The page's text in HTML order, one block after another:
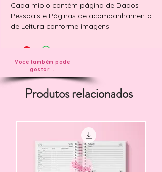
Cada miolo contém página de Dados
Pessoais e Páginas de acompanhamento
de Leitura conforme imagens.
Você também pode
gostar...
Produtos relacionados